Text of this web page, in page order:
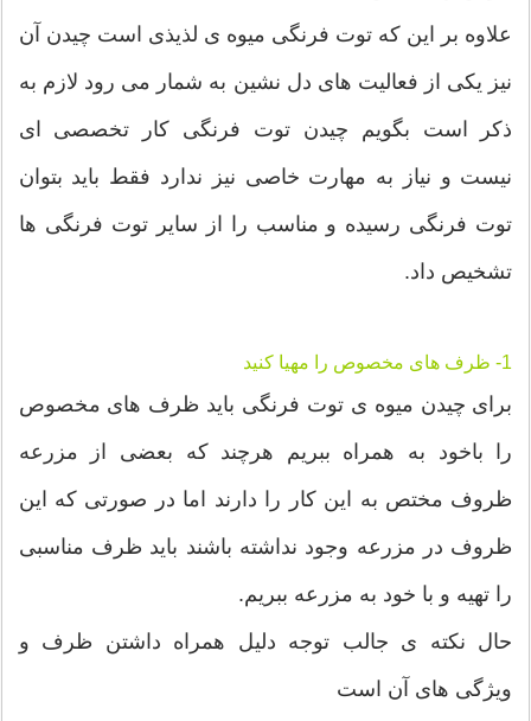
علاوه بر این که توت فرنگی میوه ی لذیذی است چیدن آن
نیز یکی از فعالیت های دل نشین به شمار می رود لازم به
ذکر است بگویم چیدن توت فرنگی کار تخصصی ای
نیست و نیاز به مهارت خاصی نیز ندارد فقط باید بتوان
توت فرنگی رسیده و مناسب را از سایر توت فرنگی ها
تشخیص داد.
1- ظرف های مخصوص را مهیا کنید
برای چیدن میوه ی توت فرنگی باید ظرف های مخصوص
را باخود به همراه ببریم هرچند که بعضی از مزرعه
ظروف مختص به این کار را دارند اما در صورتی که این
ظروف در مزرعه وجود نداشته باشند باید ظرف مناسبی
را تهیه و با خود به مزرعه ببریم.
حال نکته ی جالب توجه دلیل همراه داشتن ظرف و
ویژگی های آن است